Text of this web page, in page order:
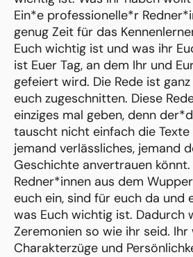
Ein*e professionelle*r
genug Zeit für das
Euch wichtig ist und was ihr
ist Euer Tag, an dem Ihr und
gefeiert wird. Die Rede ist
euch zugeschnitten. Diese
einziges mal geben, denn
tauscht nicht einfach die
jemand verlässliches, jemand
Geschichte anvertrauen
Redner*innen aus dem
euch ein, sind für euch da und
was Euch wichtig ist. Dadurch
Zeremonien so wie ihr seid.
Charakterzüge und